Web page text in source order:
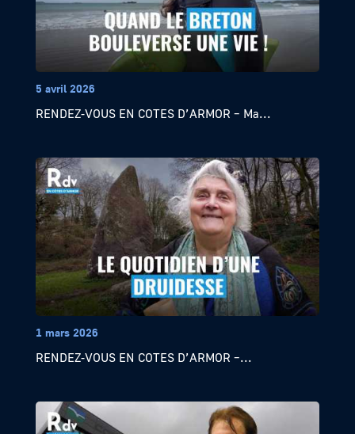
5 avril 2026
RENDEZ-VOUS EN COTES D’ARMOR – Ma...
1 mars 2026
RENDEZ-VOUS EN COTES D’ARMOR –...